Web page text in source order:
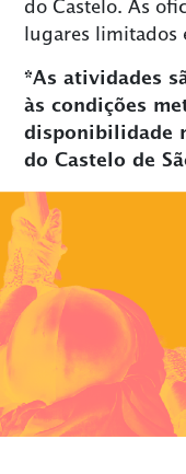
do Castelo. As
lugares limitados
*As atividades
às condições
disponibilidade
do Castelo de